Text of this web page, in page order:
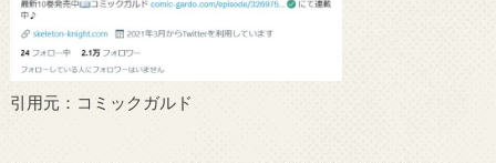
引用元：コミックガルド